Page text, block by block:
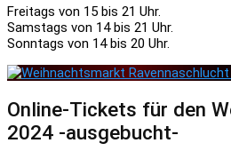
Freitags von 15 bis 21 Uhr.
Samstags von 14 bis 21 Uhr.
Sonntags von 14 bis 20 Uhr.
Online-Tickets für den
2024 -ausgebucht-